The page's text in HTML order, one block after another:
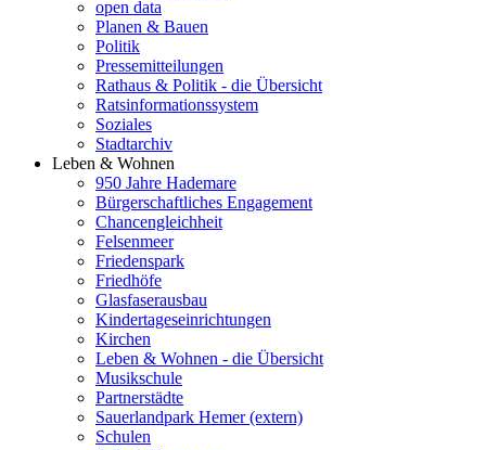
open data
Planen & Bauen
Politik
Pressemitteilungen
Rathaus & Politik - die Übersicht
Ratsinformationssystem
Soziales
Stadtarchiv
Leben & Wohnen
950 Jahre Hademare
Bürgerschaftliches Engagement
Chancengleichheit
Felsenmeer
Friedenspark
Friedhöfe
Glasfaserausbau
Kindertageseinrichtungen
Kirchen
Leben & Wohnen - die Übersicht
Musikschule
Partnerstädte
Sauerlandpark Hemer (extern)
Schulen